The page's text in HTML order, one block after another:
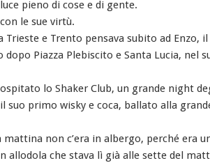
pieno di cose e di gente.
le sue virtù.
Trieste e Trento pensava subito ad Enzo,
dopo Piazza Plebiscito e Santa Lucia, nel
ospitato lo Shaker Club, un grande night
suo primo wisky e coca, ballato alla
mattina non c’era in albergo, perché era
allodola che stava lì già alle sette del